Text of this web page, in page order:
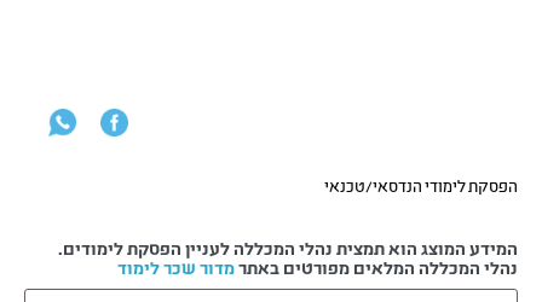
הפסקת לימודי הנדסאי/טכנאי
המידע המוצג הוא תמצית נהלי המכללה לעניין הפסקת לימודים.
נהלי המכללה המלאים מפורטים באתרמדור שכר לימוד